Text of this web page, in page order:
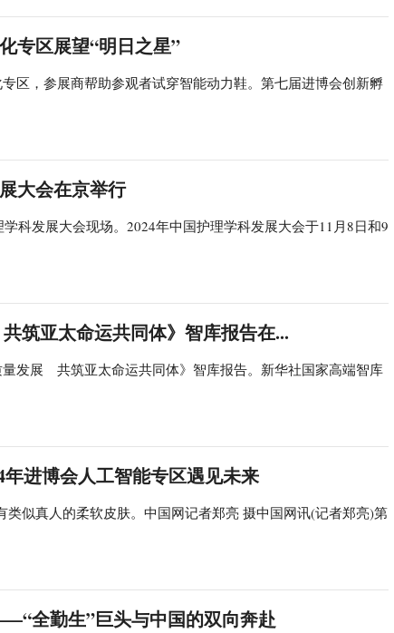
专区展望“明日之星”
区，参展商帮助参观者试穿智能动力鞋。第七届进博会创新孵
大会在京举行
科发展大会现场。2024年中国护理学科发展大会于11月8日和9
共筑亚太命运共同体》智库报告在...
发展 共筑亚太命运共同体》智库报告。新华社国家高端智库
进博会人工智能专区遇见未来
类似真人的柔软皮肤。中国网记者郑亮 摄中国网讯(记者郑亮)第
全勤生”巨头与中国的双向奔赴